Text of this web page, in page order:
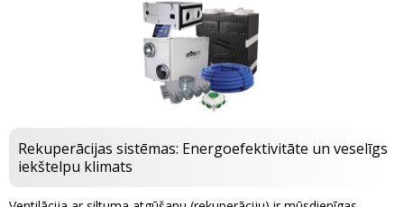
Rekuperācijas sistēmas: Energoefektivitāte un veselīgs
iekštelpu klimats